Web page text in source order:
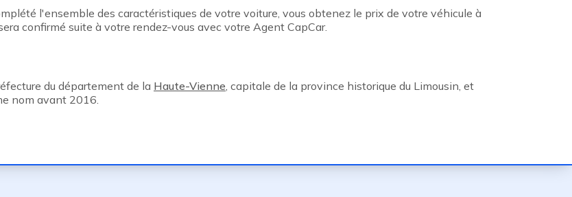
l'ensemble des caractéristiques de votre voiture, vous obtenez le prix de votre véhicule à
confirmé suite à votre rendez-vous avec votre Agent CapCar.
du département de la Haute-Vienne, capitale de la province historique du Limousin, et
nom avant 2016.